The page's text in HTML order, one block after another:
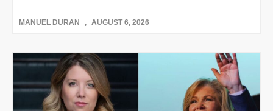
MANUEL DURAN AUGUST 6, 2026